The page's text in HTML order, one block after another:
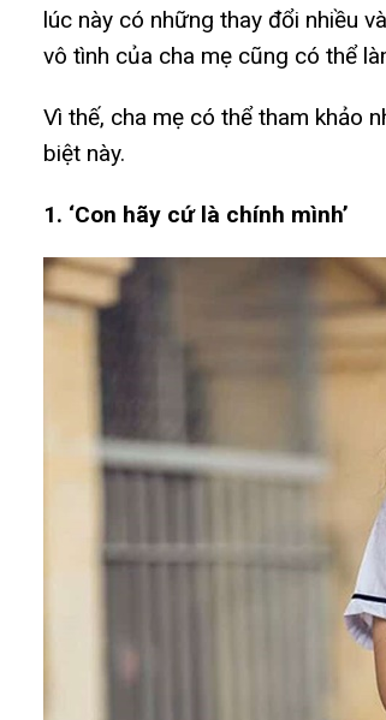
lúc này có những thay đổi nhiều
vô tình của cha mẹ cũng có thể
Vì thế, cha mẹ có thể tham khảo
biệt này.
1. ‘Con hãy cứ là chính mình’